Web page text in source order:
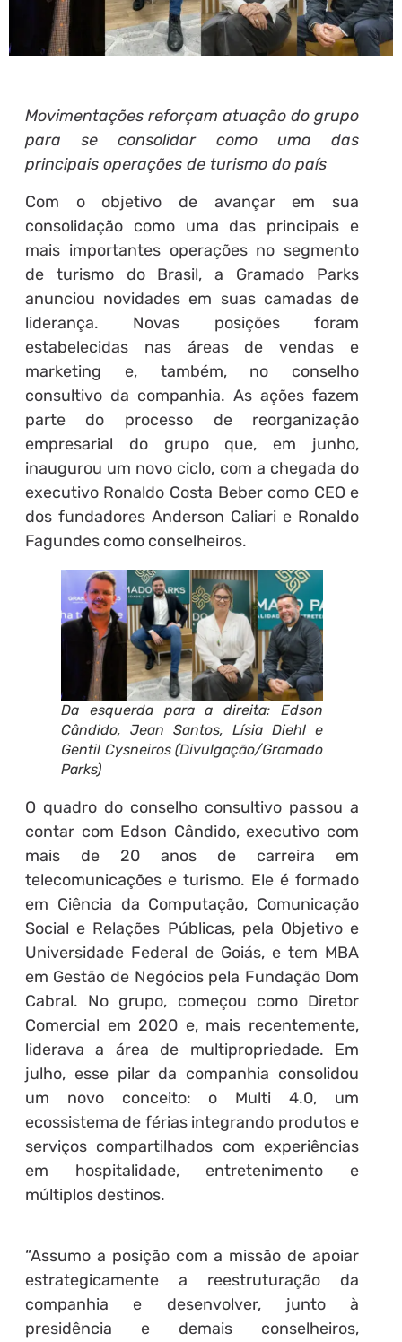
Movimentações reforçam atuação do grupo
para se consolidar como uma das
principais operações de turismo do país
Com o objetivo de avançar em sua
consolidação como uma das principais e
mais importantes operações no segmento
de turismo do Brasil, a Gramado Parks
anunciou novidades em suas camadas de
liderança. Novas posições foram
estabelecidas nas áreas de vendas e
marketing e, também, no conselho
consultivo da companhia. As ações fazem
parte do processo de reorganização
empresarial do grupo que, em junho,
inaugurou um novo ciclo, com a chegada do
executivo Ronaldo Costa Beber como CEO e
dos fundadores Anderson Caliari e Ronaldo
Fagundes como conselheiros.
Da esquerda para a direita: Edson
Cândido, Jean Santos, Lísia Diehl e
Gentil Cysneiros (Divulgação/Gramado
Parks)
O quadro do conselho consultivo passou a
contar com Edson Cândido, executivo com
mais de 20 anos de carreira em
telecomunicações e turismo. Ele é formado
em Ciência da Computação, Comunicação
Social e Relações Públicas, pela Objetivo e
Universidade Federal de Goiás, e tem MBA
em Gestão de Negócios pela Fundação Dom
Cabral. No grupo, começou como Diretor
Comercial em 2020 e, mais recentemente,
liderava a área de multipropriedade. Em
julho, esse pilar da companhia consolidou
um novo conceito: o Multi 4.0, um
ecossistema de férias integrando produtos e
serviços compartilhados com experiências
em hospitalidade, entretenimento e
múltiplos destinos.
“Assumo a posição com a missão de apoiar
estrategicamente a reestruturação da
companhia e desenvolver, junto à
presidência e demais conselheiros,